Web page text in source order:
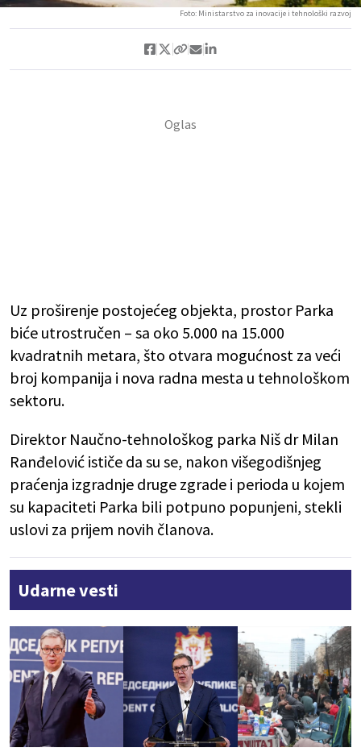
Foto: Ministarstvo za inovacije i tehnološki razvoj
Uz proširenje postojećeg objekta, prostor Parka
biće utrostručen – sa oko 5.000 na 15.000
kvadratnih metara, što otvara mogućnost za veći
broj kompanija i nova radna mesta u tehnološkom
sektoru.
Direktor Naučno-tehnološkog parka Niš dr Milan
Ranđelović ističe da su se, nakon višegodišnjeg
praćenja izgradnje druge zgrade i perioda u kojem
su kapaciteti Parka bili potpuno popunjeni, stekli
uslovi za prijem novih članova.
Udarne vesti